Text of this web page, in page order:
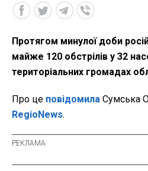
Протягом минулої доби
майже 120 обстрілів у 32
територіальних громадах
Про це повідомила Сумська
RegioNews.